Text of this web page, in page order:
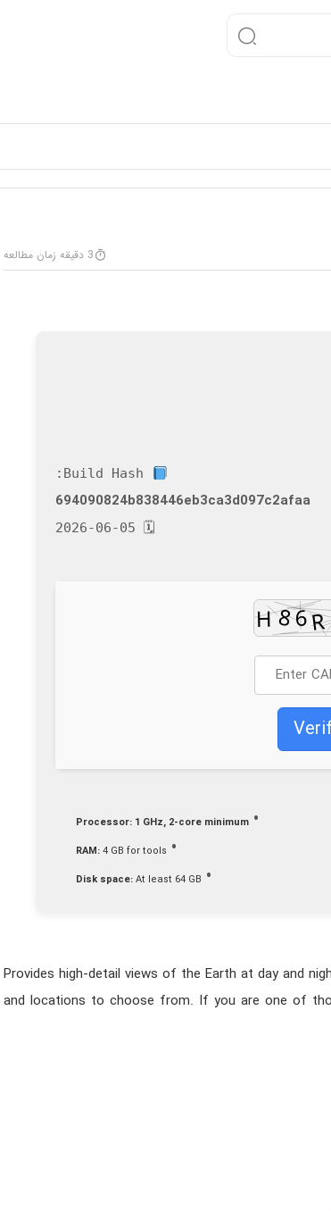
3 دقیقه زمان مطالعه
694090824b838446eb3ca3d097c2afaa
🗓 2026-06-05
Processor: 1 GHz, 2-core minimum
RAM:4 GB for tools
Disk space:At least 64 GB
Provides high-detail views of the Earth at day and
and locations to choose from. If you are one of